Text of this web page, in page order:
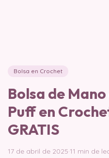
Bolsa en Crochet
Bolsa de
Puff en
GRATIS
17 de abril de 2025·11 min de